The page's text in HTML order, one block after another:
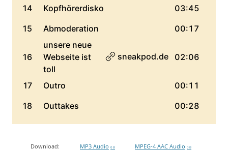
Download: MP3 Audio 0 B MPEG-4 AAC Audio 0 B